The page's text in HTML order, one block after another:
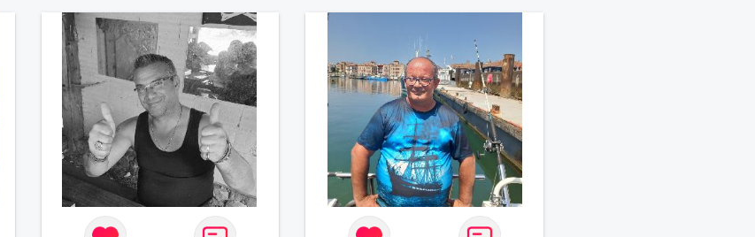
les petits moments de tendresse
et les calinous réguliers 😊❤️ La
solitude finit parfois par peser,
alors si tu es en Nouvelle-
Calédonie et que tu crois encore
à un amour vrai, prenons le
temps de discuter… et laissons
l’avenir nous guider 🌹